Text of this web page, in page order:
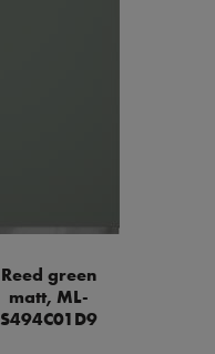
Reed green
matt, ML-
S494C01D9